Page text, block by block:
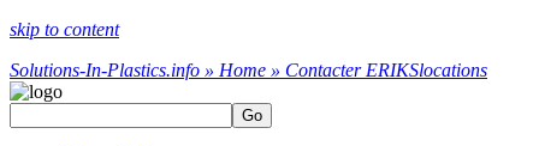
skip to content
Solutions-In-Plastics.info » Home » Contacter ERIKSlocations
Go